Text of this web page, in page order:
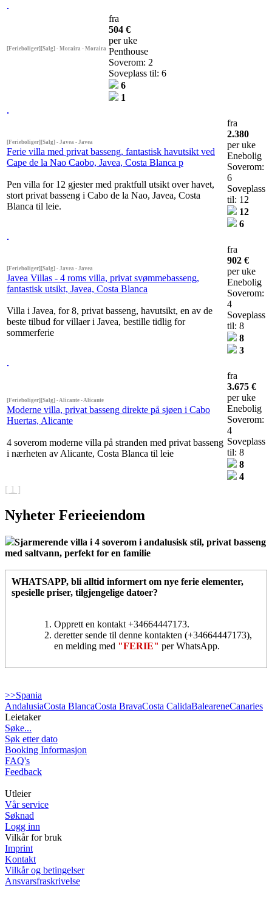
[Ferieboliger][Salg] - Moraira - Moraira
fra
504 €
per uke
Penthouse
Soverom: 2
Soveplass til: 6
6
1
[Ferieboliger][Salg] - Javea - Javea
Ferie villa med privat basseng, fantastisk havutsikt ved
Cape de la Nao Caobo, Javea, Costa Blanca p
Pen villa for 12 gjester med praktfull utsikt over havet,
stort privat basseng i Cabo de la Nao, Javea, Costa
Blanca til leie.
fra
2.380
per uke
Enebolig
Soverom:
6
Soveplass
til: 12
12
6
[Ferieboliger][Salg] - Javea - Javea
Javea Villas - 4 roms villa, privat svømmebasseng,
fantastisk utsikt, Javea, Costa Blanca
Villa i Javea, for 8, privat basseng, havutsikt, en av de
beste tilbud for villaer i Javea, bestille tidlig for
sommerferie
fra
902 €
per uke
Enebolig
Soverom:
4
Soveplass
til: 8
8
3
[Ferieboliger][Salg] - Alicante - Alicante
Moderne villa, privat basseng direkte på sjøen i Cabo
Huertas, Alicante
4 soverom moderne villa på stranden med privat basseng
i nærheten av Alicante, Costa Blanca til leie
fra
3.675 €
per uke
Enebolig
Soverom:
4
Soveplass
til: 8
8
4
[ 1 ]
Nyheter Ferieeiendom
Sjarmerende villa i 4 soverom i andalusisk stil, privat basseng
med saltvann, perfekt for en familie
WHATSAPP, bli alltid informert om nye ferie elementer,
spesielle priser, tilgjengelige datoer?
Opprett en kontakt +34664447173.
deretter sende til denne kontakten (+34664447173),
en melding med "FERIE" per WhatsApp.
>>Spania
AndalusiaCosta BlancaCosta BravaCosta CalidaBaleareneCanaries
Leietaker
Søke...
Søk etter dato
Booking Informasjon
FAQ's
Feedback
Utleier
Vår service
Søknad
Logg inn
Vilkår for bruk
Imprint
Kontakt
Vilkår og betingelser
Ansvarsfraskrivelse